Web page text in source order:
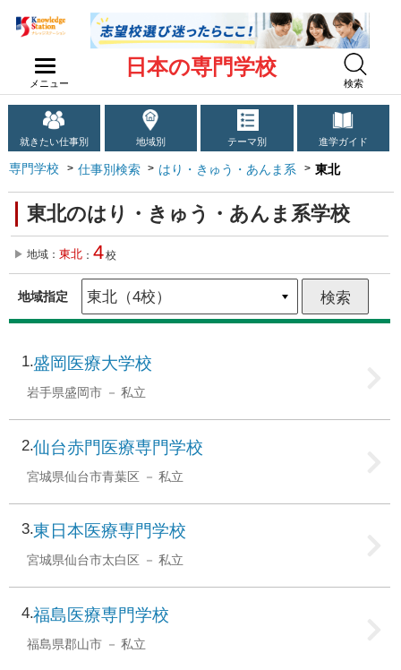
メニュー
日本の専門学校
検索
就きたい仕事別 地域別 テーマ別 進学ガイド
専門学校 仕事別検索 はり・きゅう・あんま系 東北
東北のはり・きゅう・あんま系学校
地域： 東北 ： 4校
地域指定
1 盛岡医療大学校
岩手県盛岡市 私立
2 仙台赤門医療専門学校
宮城県仙台市青葉区 私立
3 東日本医療専門学校
宮城県仙台市太白区 私立
4 福島医療専門学校
福島県郡山市 私立